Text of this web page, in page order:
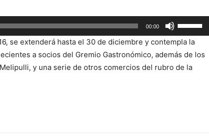
para
aumentar
o
disminuir
el
00:00
las
teclas
de
flecha
se extenderá hasta el 30 de diciembre y contempla la
a socios del Gremio Gastronómico, además de los
y una serie de otros comercios del rubro de la